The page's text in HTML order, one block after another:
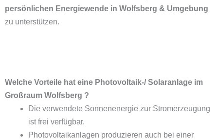
persönlichen Energiewende in Wolfsberg & Umgebung
zu unterstützen.
Welche Vorteile hat eine Photovoltaik-/ Solaranlage im
Großraum Wolfsberg ?
Die verwendete Sonnenenergie zur Stromerzeugung
ist frei verfügbar.
Photovoltaikanlagen produzieren auch bei einer